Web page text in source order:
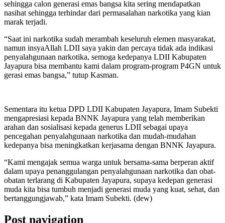
sehingga calon generasi emas bangsa kita sering mendapatkan
nasihat sehingga terhindar dari permasalahan narkotika yang kian
marak terjadi.
“Saat ini narkotika sudah merambah keseluruh elemen masyarakat,
namun insyaAllah LDII saya yakin dan percaya tidak ada indikasi
penyalahgunaan narkotika, semoga kedepanya LDII Kabupaten
Jayapura bisa membantu kami dalam program-program P4GN untuk
gerasi emas bangsa,” tutup Kasman.
Sementara itu ketua DPD LDII Kabupaten Jayapura, Imam Subekti
mengapresiasi kepada BNNK Jayapura yang telah memberikan
arahan dan sosialisasi kepada generus LDII sebagai upaya
pencegahan penyalahgunaan narkotika dan mudah-mudahan
kedepanya bisa meningkatkan kerjasama dengan BNNK Jayapura.
“Kami mengajak semua warga untuk bersama-sama berperan aktif
dalam upaya penanggulangan penyalahgunaan narkotika dan obat-
obatan terlarang di Kabupaten Jayapura, supaya kedepan generasi
muda kita bisa tumbuh menjadi generasi muda yang kuat, sehat, dan
bertanggungjawab,” kata Imam Subekti. (dew)
Post navigation